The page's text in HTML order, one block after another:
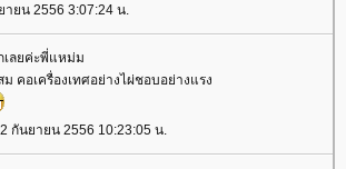
ายน 2556 3:07:24 น.
ลยค่ะพี่แหม่ม
คอเครื่องเทศอย่างไผ่ชอบอย่างแรง
กันยายน 2556 10:23:05 น.